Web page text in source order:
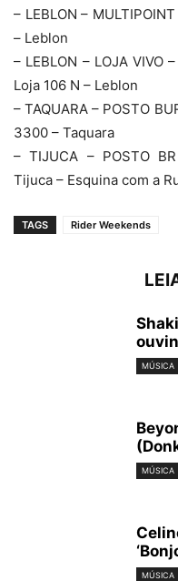
– LEBLON –
– Leblon
– LEBLON – LOJA VIVO
Loja 106 N – Leblon
– TAQUARA – POSTO
3300 – Taquara
– TIJUCA – POSTO
Tijuca – Esquina com a
TAGS Rider Weekends
MÚSICA
MÚSICA
MÚSICA